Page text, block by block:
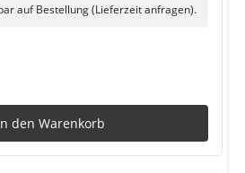
auf Bestellung (Lieferzeit anfragen).
den Warenkorb